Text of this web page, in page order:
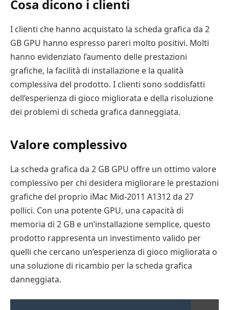
Cosa dicono i clienti
I clienti che hanno acquistato la scheda grafica da 2
GB GPU hanno espresso pareri molto positivi. Molti
hanno evidenziato l’aumento delle prestazioni
grafiche, la facilità di installazione e la qualità
complessiva del prodotto. I clienti sono soddisfatti
dell’esperienza di gioco migliorata e della risoluzione
dei problemi di scheda grafica danneggiata.
Valore complessivo
La scheda grafica da 2 GB GPU offre un ottimo valore
complessivo per chi desidera migliorare le prestazioni
grafiche del proprio iMac Mid-2011 A1312 da 27
pollici. Con una potente GPU, una capacità di
memoria di 2 GB e un’installazione semplice, questo
prodotto rappresenta un investimento valido per
quelli che cercano un’esperienza di gioco migliorata o
una soluzione di ricambio per la scheda grafica
danneggiata.